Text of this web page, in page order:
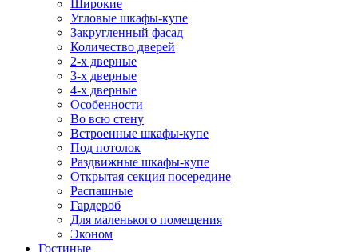
Широкие
Угловые шкафы-купе
Закругленный фасад
Количество дверей
2-х дверные
3-х дверные
4-х дверные
Особенности
Во всю стену
Встроенные шкафы-купе
Под потолок
Раздвижные шкафы-купе
Открытая секция посередине
Распашные
Гардероб
Для маленького помещения
Эконом
Гостиные